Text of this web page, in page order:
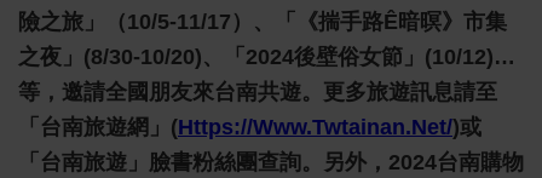
險之旅」（10/5-11/17）、「《揣手路ê暗暝》市集
之夜」(8/30-10/20)、「2024後壁俗女節」(10/12)…
等，邀請全國朋友來台南共遊。更多旅遊訊息請至
「台南旅遊網」(Https://www.twtainan.net/)或
「台南旅遊」臉書粉絲團查詢。另外，2024台南購物